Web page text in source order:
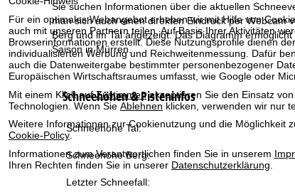
Für ein optimales Webangebot erheben wir mit Hilfe von
auch mit unseren Partnern teilen. Auf Basis Ihrer Aktivitäten
Browserinformationen erstellt. Diese Nutzungsprofile dienen
individualisierten Werbung und Reichweitenmessung. Dafür
auch die Datenweitergabe bestimmter personenbezogener
Europäischen Wirtschaftsraumes umfasst, wie Google oder
Mit einem Klick aufZustimmenakzeptieren Sie den Einsatz
Technologien. Wenn Sie Ablehnen klicken, verwenden wir nur
Weitere Informationen zur Cookienutzung und die Möglichkeit
Cookie-Policy.
Informationen zum Verantwortlichen finden Sie in unserem
Ihren Rechten finden Sie in unserer Datenschutzerklärung
r
t
s
e
i
t
Sie suchen Informationen über die aktuellen
man sich auch einen direkten Eindruck per Webcam
Berg und im Tal angezeigt. Das Diagramm
Saison in Mürren.
Schneehöhen & Pisteninfos
Schneehöhe Tal:
Schneehöhe Berg:
Letzter Schneefall: